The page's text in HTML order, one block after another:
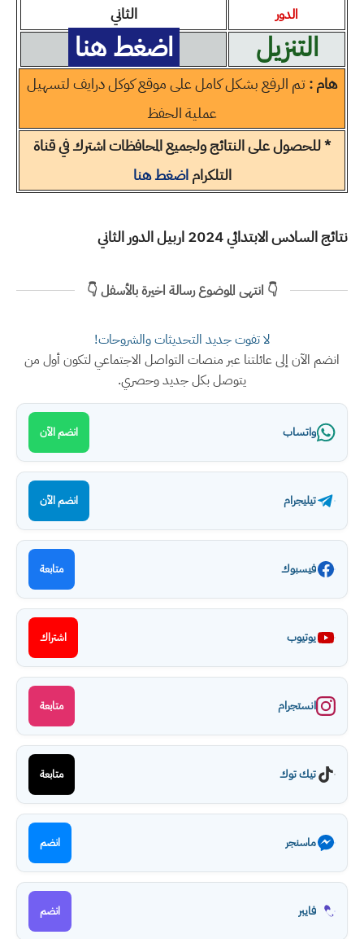
الدور الثاني
التنزيل اضغط هنا
هام :تم الرفع بشكل كامل على موقع كوكل درايف لتسهيل
عملية الحفظ
* للحصول على النتائج ولجميع المحافظات اشترك في قناة
التلكراماضغط هنا
نتائج السادس الابتدائي 2024 اربيل الدور الثاني
👇 انتهى الموضوع رسالة اخيرة بالأسفل 👇
لا تفوت جديد التحديثات والشروحات!
انضم الآن إلى عائلتنا عبر منصات التواصل الاجتماعي لتكون أول من
يتوصل بكل جديد وحصري.
واتساب انضم الآن
تيليجرام انضم الآن
فيسبوك متابعة
يوتيوب اشتراك
انستجرام متابعة
تيك توك متابعة
ماسنجر انضم
فايبر انضم